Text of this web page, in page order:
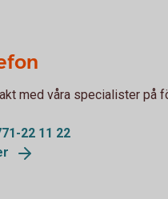
med våra specialister på
22 11 22